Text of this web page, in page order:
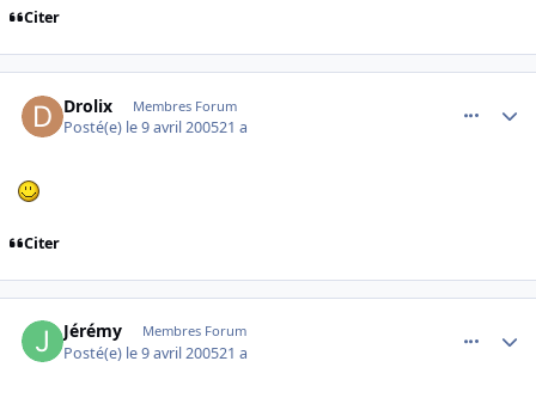
Citer
Drolix Membres Forum
Posté(e) le 9 avril 200521 a
Citer
Jérémy Membres Forum
Posté(e) le 9 avril 200521 a